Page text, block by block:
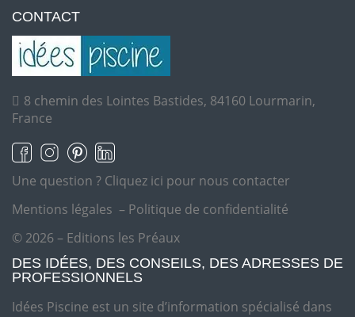
CONTACT
8 chemin des Lointes Bastides, 84160 Lourmarin,
France
Une question ? Cliquez ici pour nous contacter
Mentions légales – Politique de confidentialité
© 2026 – Editions les Préaux
DES IDÉES, DES CONSEILS, DES ADRESSES DE
PROFESSIONNELS
Idées Piscine est un site d’information spécialisé dans